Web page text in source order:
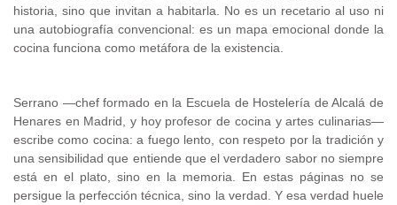
historia, sino que invitan a habitarla. No es un recetario al uso ni
una autobiografía convencional: es un mapa emocional donde la
cocina funciona como metáfora de la existencia.
Serrano —chef formado en la Escuela de Hostelería de Alcalá de
Henares en Madrid, y hoy profesor de cocina y artes culinarias—
escribe como cocina: a fuego lento, con respeto por la tradición y
una sensibilidad que entiende que el verdadero sabor no siempre
está en el plato, sino en la memoria. En estas páginas no se
persigue la perfección técnica, sino la verdad. Y esa verdad huele